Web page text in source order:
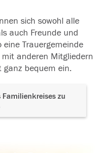
sich sowohl alle
auch Freunde und
Trauergemeinde
anderen Mitgliedern
ganz bequem ein.
zu